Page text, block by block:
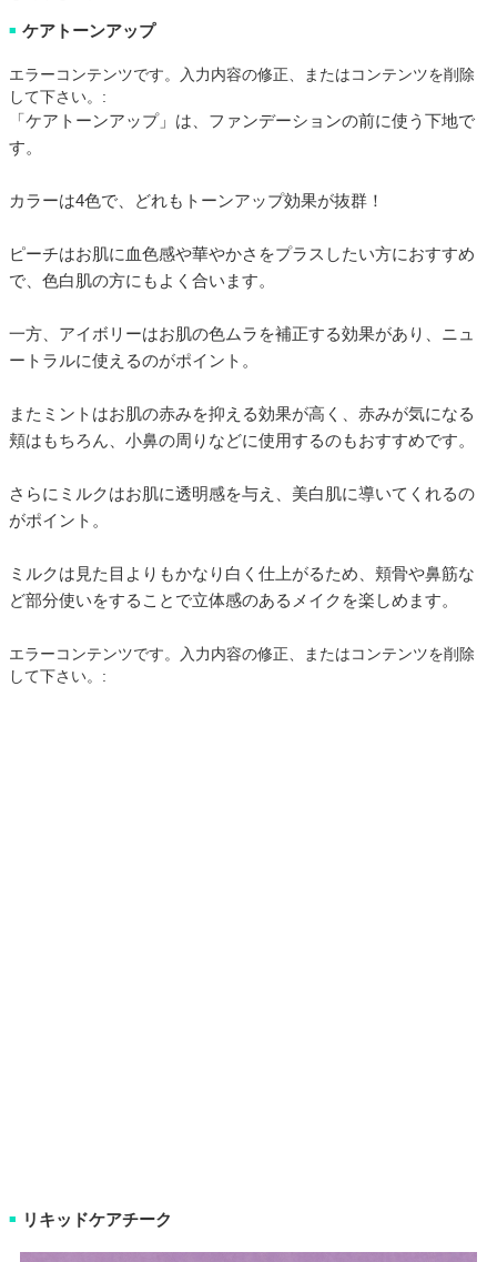
■ ケアトーンアップ
エラーコンテンツです。入力内容の修正、またはコンテンツを削除
して下さい。:
「ケアトーンアップ」は、ファンデーションの前に使う下地で
す。
カラーは4色で、どれもトーンアップ効果が抜群！
ピーチはお肌に血色感や華やかさをプラスしたい方におすすめ
で、色白肌の方にもよく合います。
一方、アイボリーはお肌の色ムラを補正する効果があり、ニュ
ートラルに使えるのがポイント。
またミントはお肌の赤みを抑える効果が高く、赤みが気になる
頬はもちろん、小鼻の周りなどに使用するのもおすすめです。
さらにミルクはお肌に透明感を与え、美白肌に導いてくれるの
がポイント。
ミルクは見た目よりもかなり白く仕上がるため、頬骨や鼻筋な
ど部分使いをすることで立体感のあるメイクを楽しめます。
エラーコンテンツです。入力内容の修正、またはコンテンツを削除
して下さい。:
■ リキッドケアチーク